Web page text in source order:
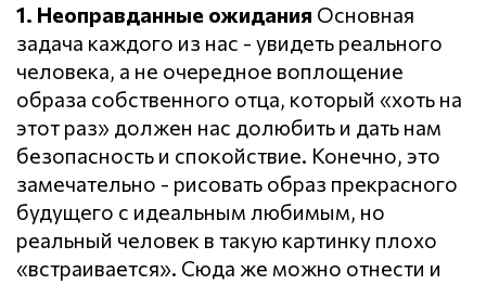
1. Неоправданные ожидания Основная
задача каждого из нас - увидеть реального
человека, а не очередное воплощение
образа собственного отца, который «хоть на
этот раз» должен нас долюбить и дать нам
безопасность и спокойствие. Конечно, это
замечательно - рисовать образ прекрасного
будущего с идеальным любимым, но
реальный человек в такую картинку плохо
«встраивается». Сюда же можно отнести и